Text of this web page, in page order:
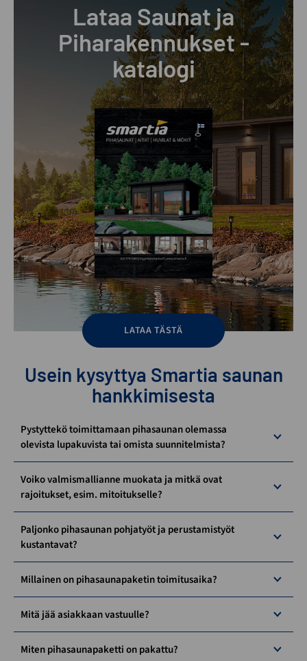
Lataa Saunat ja
Piharakennukset -
katalogi
LATAA TÄSTÄ
Usein kysyttya Smartia saunan
hankkimisesta
Pystyttekö toimittamaan pihasaunan olemassa
olevista lupakuvista tai omista suunnitelmista?
Voiko valmismallianne muokata ja mitkä ovat
rajoitukset, esim. mitoitukselle?
Paljonko pihasaunan pohjatyöt ja perustamistyöt
kustantavat?
Millainen on pihasaunapaketin toimitusaika?
Mitä jää asiakkaan vastuulle?
Miten pihasaunapaketti on pakattu?